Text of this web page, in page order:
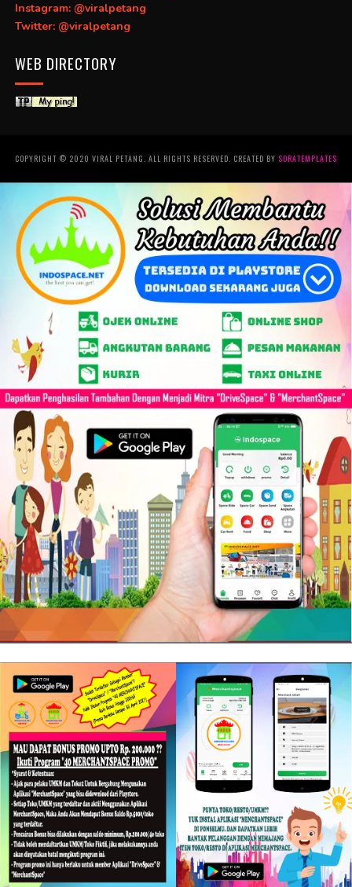
Instagram: @viralpetang
Twitter: @viralpetang
WEB DIRECTORY
COPYRIGHT © 2020 VIRAL PETANG. ALL RIGHTS RESERVED. CREATED BY SORATEMPLATES